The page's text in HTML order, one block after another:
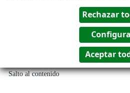
Salto al contenido